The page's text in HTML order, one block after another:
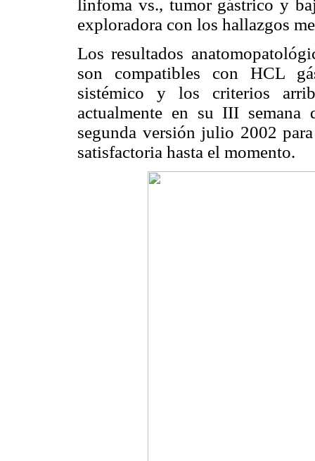
linfoma vs., tumor gástrico y
exploradora con los hallazgos
Los resultados
son compatibles con HCL
sistémico y los criterios
actualmente en su III
segunda versión julio 2002
satisfactoria hasta el momento.